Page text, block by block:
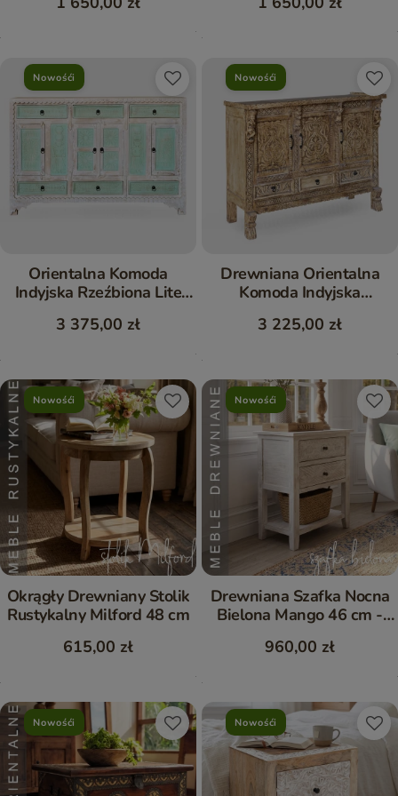
Orientalna Komoda
Indyjska Rzeźbiona Lite
3 375,00 zł
Nowośći
Drewniana Orientalna
Komoda Indyjska
cm
3 225,00 zł
Nowośći
Okrągły Drewniany Stolik
Rustykalny Milford 48 cm
615,00 zł
Nowośći
Drewniana Szafka Nocna
Bielona Mango 46 cm -
960,00 zł
Nowośći
Nowośći Nowośći